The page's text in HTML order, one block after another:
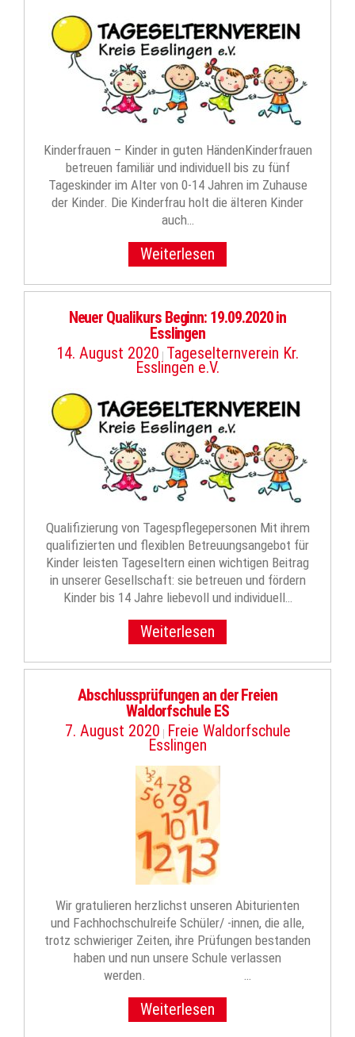
Kinderfrauen – Kinder in guten HändenKinderfrauen
betreuen familiär und individuell bis zu fünf
Tageskinder im Alter von 0-14 Jahren im Zuhause
der Kinder. Die Kinderfrau holt die älteren Kinder
auch…
Weiterlesen
Neuer Qualikurs Beginn: 19.09.2020 in
Esslingen
14. August 2020 | Tageselternverein Kr.
Esslingen e.V.
Qualifizierung von Tagespflegepersonen Mit ihrem
qualifizierten und flexiblen Betreuungsangebot für
Kinder leisten Tageseltern einen wichtigen Beitrag
in unserer Gesellschaft: sie betreuen und fördern
Kinder bis 14 Jahre liebevoll und individuell…
Weiterlesen
Abschlussprüfungen an der Freien
Waldorfschule ES
7. August 2020 | Freie Waldorfschule
Esslingen
Wir gratulieren herzlichst unseren Abiturienten
und Fachhochschulreife Schüler/ -innen, die alle,
trotz schwieriger Zeiten, ihre Prüfungen bestanden
haben und nun unsere Schule verlassen
werden. …
Weiterlesen